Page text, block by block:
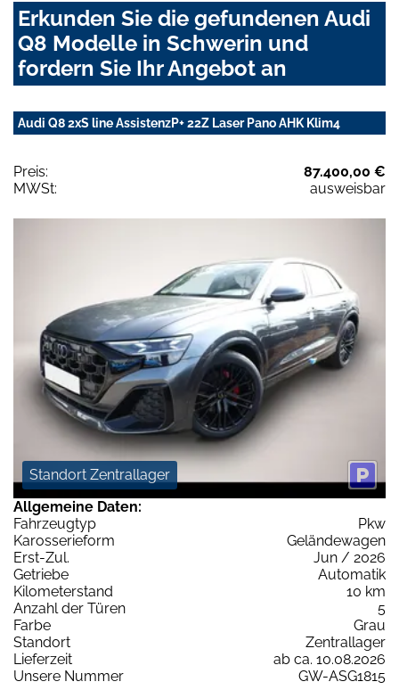
Erkunden Sie die gefundenen Audi
Q8 Modelle in Schwerin und
fordern Sie Ihr Angebot an
Audi Q8 2xS line AssistenzP+ 22Z Laser Pano AHK Klim4
Preis:
87.400,00 €
MWSt:
ausweisbar
Standort Zentrallager
Allgemeine Daten:
Fahrzeugtyp
Pkw
Karosserieform
Geländewagen
Erst-Zul.
Jun / 2026
Getriebe
Automatik
Kilometerstand
10 km
Anzahl der Türen
5
Farbe
Grau
Standort
Zentrallager
Lieferzeit
ab ca. 10.08.2026
Unsere Nummer
GW-ASG1815